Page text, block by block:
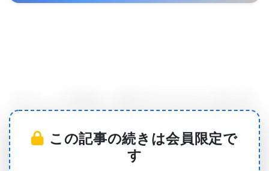
官である ミトコンドリアが遺伝子の水平伝播と呼ば
れる特異な現象で他種植物のDNAの6種に相当するゲ
ノムを獲得していたのである。1種はコケ、3種の緑
この記事の続きは会員限定で
す